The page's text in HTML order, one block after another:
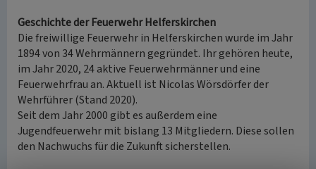
Geschichte der Feuerwehr Helferskirchen
Die freiwillige Feuerwehr in Helferskirchen wurde im Jahr
1894 von 34 Wehrmännern gegründet. Ihr gehören heute,
im Jahr 2020, 24 aktive Feuerwehrmänner und eine
Feuerwehrfrau an. Aktuell ist Nicolas Wörsdörfer der
Wehrführer (Stand 2020).
Seit dem Jahr 2000 gibt es außerdem eine
Jugendfeuerwehr mit bislang 13 Mitgliedern. Diese sollen
den Nachwuchs für die Zukunft sicherstellen.